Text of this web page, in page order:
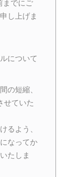
までにご
し上げま
について
の短縮、
せていた
るよう、
なってか
たしま